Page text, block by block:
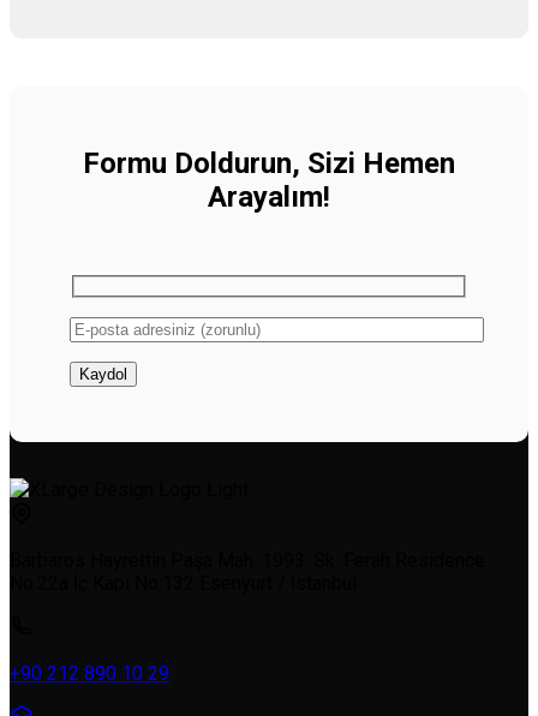
Formu Doldurun, Sizi Hemen
Arayalım!
+90 212 890 10 29